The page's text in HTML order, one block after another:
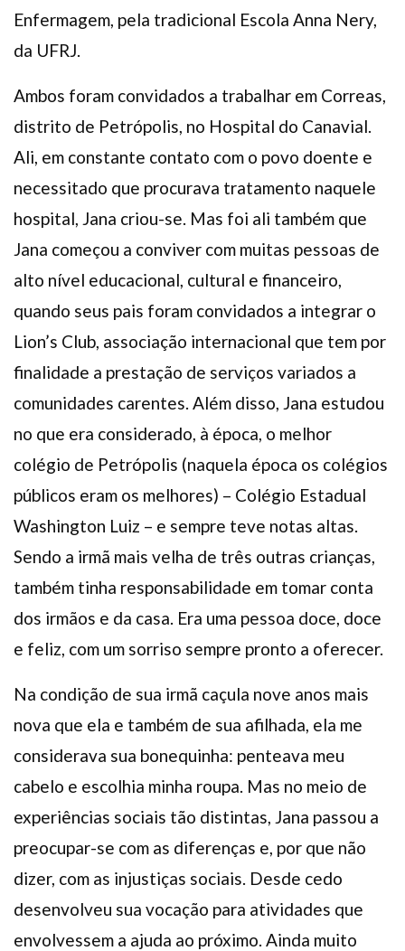
Enfermagem, pela tradicional Escola Anna Nery,
da UFRJ.
Ambos foram convidados a trabalhar em Correas,
distrito de Petrópolis, no Hospital do Canavial.
Ali, em constante contato com o povo doente e
necessitado que procurava tratamento naquele
hospital, Jana criou-se. Mas foi ali também que
Jana começou a conviver com muitas pessoas de
alto nível educacional, cultural e financeiro,
quando seus pais foram convidados a integrar o
Lion’s Club, associação internacional que tem por
finalidade a prestação de serviços variados a
comunidades carentes. Além disso, Jana estudou
no que era considerado, à época, o melhor
colégio de Petrópolis (naquela época os colégios
públicos eram os melhores) – Colégio Estadual
Washington Luiz – e sempre teve notas altas.
Sendo a irmã mais velha de três outras crianças,
também tinha responsabilidade em tomar conta
dos irmãos e da casa. Era uma pessoa doce, doce
e feliz, com um sorriso sempre pronto a oferecer.
Na condição de sua irmã caçula nove anos mais
nova que ela e também de sua afilhada, ela me
considerava sua bonequinha: penteava meu
cabelo e escolhia minha roupa. Mas no meio de
experiências sociais tão distintas, Jana passou a
preocupar-se com as diferenças e, por que não
dizer, com as injustiças sociais. Desde cedo
desenvolveu sua vocação para atividades que
envolvessem a ajuda ao próximo. Ainda muito